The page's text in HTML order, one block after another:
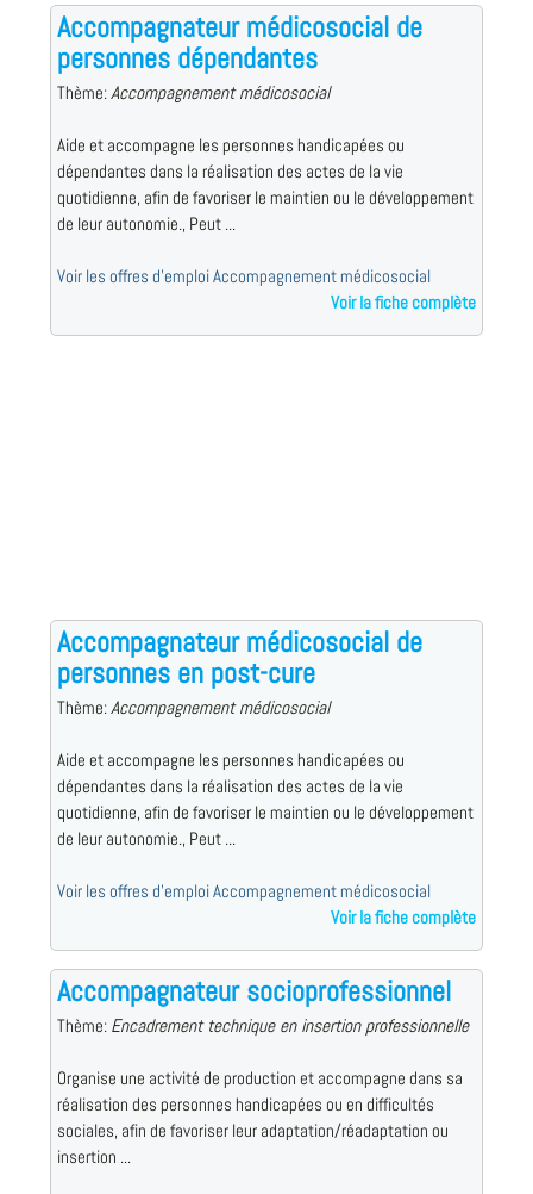
Accompagnateur médicosocial de
personnes dépendantes
Thème:Accompagnement médicosocial
Aide et accompagne les personnes handicapées ou
dépendantes dans la réalisation des actes de la vie
quotidienne, afin de favoriser le maintien ou le développement
de leur autonomie., Peut ...
Voir les offres d'emploi Accompagnement médicosocial
Voir la fiche complète
Accompagnateur médicosocial de
personnes en post-cure
Thème:Accompagnement médicosocial
Aide et accompagne les personnes handicapées ou
dépendantes dans la réalisation des actes de la vie
quotidienne, afin de favoriser le maintien ou le développement
de leur autonomie., Peut ...
Voir les offres d'emploi Accompagnement médicosocial
Voir la fiche complète
Accompagnateur socioprofessionnel
Thème: Encadrement technique en insertion professionnelle
Organise une activité de production et accompagne dans sa
réalisation des personnes handicapées ou en difficultés
sociales, afin de favoriser leur adaptation/réadaptation ou
insertion ...